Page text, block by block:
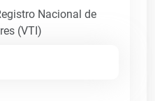
Nacional de
(VTI)